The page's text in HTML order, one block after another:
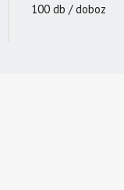
100 db / doboz